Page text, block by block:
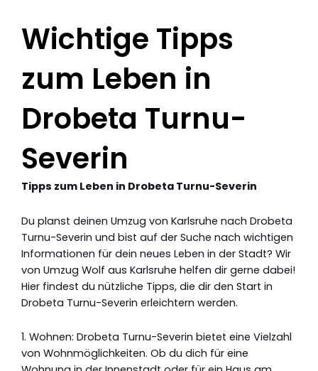
Wichtige Tipps
zum Leben in
Drobeta Turnu-
Severin
Tipps zum Leben in Drobeta Turnu-Severin
Du planst deinen Umzug von Karlsruhe nach Drobeta
Turnu-Severin und bist auf der Suche nach wichtigen
Informationen für dein neues Leben in der Stadt? Wir
von Umzug Wolf aus Karlsruhe helfen dir gerne dabei!
Hier findest du nützliche Tipps, die dir den Start in
Drobeta Turnu-Severin erleichtern werden.
1. Wohnen: Drobeta Turnu-Severin bietet eine Vielzahl
von Wohnmöglichkeiten. Ob du dich für eine